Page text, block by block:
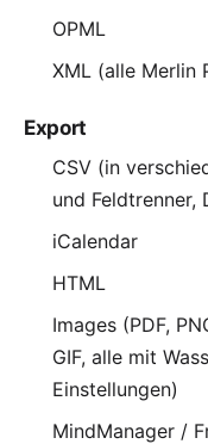
OPML
XML (alle Merlin
Export
CSV (in
und Feldtrenner,
iCalendar
HTML
Images (PDF,
GIF, alle mit
Einstellungen)
MindManager /